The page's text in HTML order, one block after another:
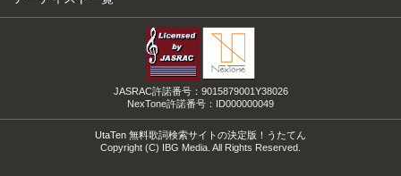
JASRAC許諾番号：9015879001Y38026
NexTone許諾番号：ID000000049
UtaTen 無料歌詞検索サイトの決定版！うたてん
Copyright (C) IBG Media. All Rights Reserved.